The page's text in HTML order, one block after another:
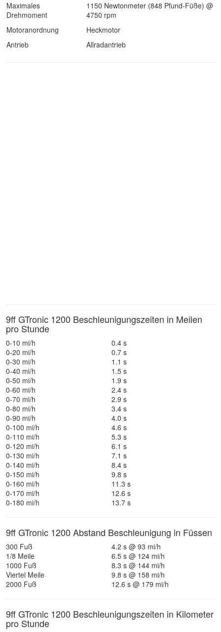
Maximales
Drehmoment
1150 Newtonmeter (848 Pfund-Füße) @
4750 rpm
Motoranordnung
Heckmotor
Antrieb
Allradantrieb
9ff GTronic 1200 Beschleunigungszeiten in Meilen
pro Stunde
0-10 mi/h
0.4 s
0-20 mi/h
0.7 s
0-30 mi/h
1.1 s
0-40 mi/h
1.5 s
0-50 mi/h
1.9 s
0-60 mi/h
2.4 s
0-70 mi/h
2.9 s
0-80 mi/h
3.4 s
0-90 mi/h
4.0 s
0-100 mi/h
4.6 s
0-110 mi/h
5.3 s
0-120 mi/h
6.1 s
0-130 mi/h
7.1 s
0-140 mi/h
8.4 s
0-150 mi/h
9.8 s
0-160 mi/h
11.3 s
0-170 mi/h
12.6 s
0-180 mi/h
13.7 s
9ff GTronic 1200 Abstand Beschleunigung in Füssen
300 Fuß
4.2 s @ 93 mi/h
1/8 Meile
6.5 s @ 124 mi/h
1000 Fuß
8.3 s @ 144 mi/h
Viertel Meile
9.8 s @ 158 mi/h
2000 Fuß
12.6 s @ 179 mi/h
9ff GTronic 1200 Beschleunigungszeiten in Kilometer
pro Stunde